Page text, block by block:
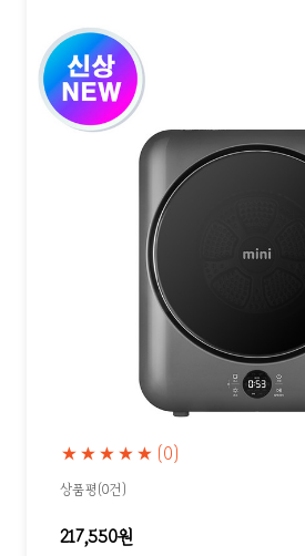
★★★★★ (0)
상품평(0건)
217,550원